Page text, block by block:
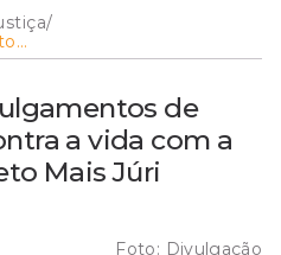
/
de
a vida com a
Mais Júri
Foto: Divulgação